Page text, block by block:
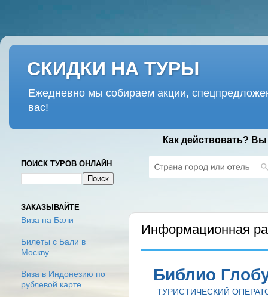
СКИДКИ НА ТУРЫ
Ежедневно мы собираем акции,
вас!
Как действовать?
Информационная
Библио
ТУРИСТИЧЕСКИЙ
ПОИСК ТУРОВ ОНЛАЙН
ЗАКАЗЫВАЙТЕ
Виза на Бали
Билеты с Бали в
Москву
Виза в Индонезию по
рублевой карте